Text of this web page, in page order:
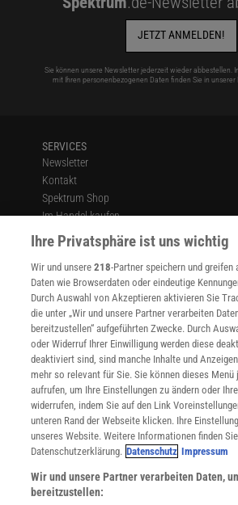
JETZT ANMELDEN!
Sie können unsere Newsletter jederzeit wieder abbestellen.
mit Ihren personenbezogenen Daten finden Sie in unserer
SERVICES
Newsletter
Kontakt
Spektrum Shop
Im Handel kaufen
Presse
Verträge kündigen
Widerruf
INFO
Mediadaten
Datenschutz
Nutzungsbedingungen
Cookie-Einstellungen
Utiq verwalten
Nutzungsbasierte Onlinewerbung
Alle Artikel
Impressum
Angebote für Schulen
Angebote für Institutionen
Ihre Privatsphäre ist uns wichtig
Wir und unsere218-Partner speichern und greifen
Daten wie Browserdaten oder eindeutige
Durch Auswahl von Akzeptieren aktivieren Sie
die unter „Wir und unsere Partner verarbeiten
bereitzustellen“ aufgeführten Zwecke. Durch
oder Widerruf Ihrer Einwilligung werden diese
deaktiviert sind, sind manche Inhalte und
mehr so relevant für Sie. Sie können dieses Menü
aufrufen, um Ihre Einstellungen zu ändern oder
widerrufen, indem Sie auf den Link
unteren Rand der Webseite klicken. Ihre
unseres Website. Weitere Informationen finden
Datenschutzerklärung. Datenschutz Impressum
Wir und unsere Partner verarbeiten Daten,
bereitzustellen: